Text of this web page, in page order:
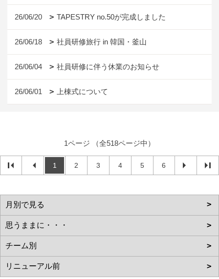
26/06/20 TAPESTRY no.50が完成しました
26/06/18 社員研修旅行 in 韓国・釜山
26/06/04 社員研修に伴う休業のお知らせ
26/06/01 上棟式について
1ページ （全518ページ中）
1 2 3 4 5 6